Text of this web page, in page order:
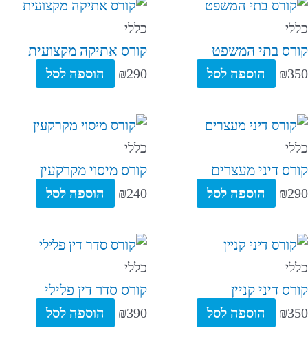
כללי
קורס בתי המשפט
₪350 הוספה לסל
כללי
קורס אתיקה מקצועית
₪290 הוספה לסל
כללי
קורס דיני מעצרים
₪290 הוספה לסל
כללי
קורס מיסוי מקרקעין
₪240 הוספה לסל
כללי
קורס דיני קניין
₪350 הוספה לסל
כללי
קורס סדר דין פלילי
₪390 הוספה לסל